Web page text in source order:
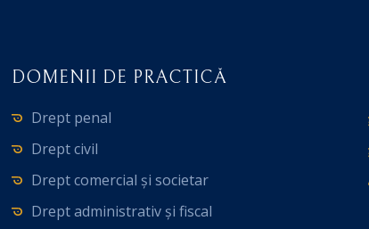
DOMENII DE PRACTICĂ
Drept penal
Drept civil
Drept comercial și societar
Drept administrativ și fiscal